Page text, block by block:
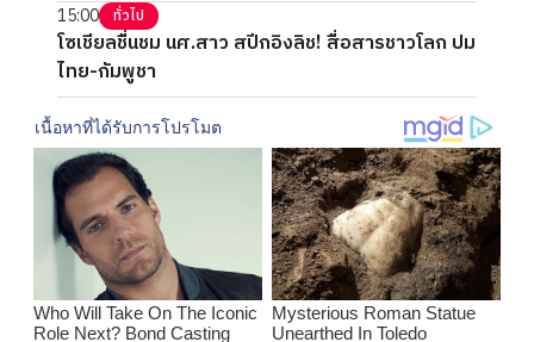
15:00 ทั่วไป
โซเชียลชื่นชม นศ.สาว สปีกอิงลิช! สื่อสารชาวโลก ปม
ไทย-กัมพูชา